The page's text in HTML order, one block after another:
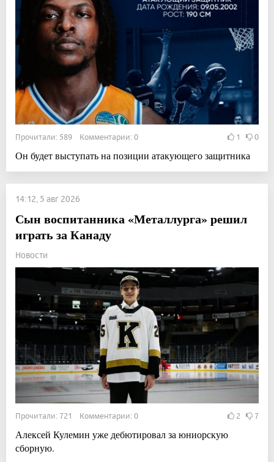
Прочитали: 589 Комментарии: 0 1 0
Он будет выступать на позиции атакующего защитника
14:12, 5 авг 2026
Сын воспитанника «Металлурга» решил
играть за Канаду
Новости
Прочитали: 721 Комментарии: 0 2 7
Алексей Кулемин уже дебютировал за юниорскую
сборную.